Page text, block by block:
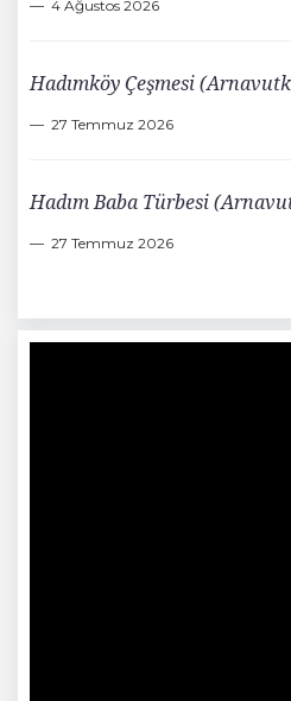
4 Ağustos 2026
Hadımköy Çeşmesi
27 Temmuz 2026
Hadım Baba Türbesi
27 Temmuz 2026